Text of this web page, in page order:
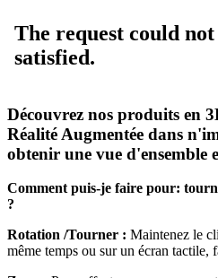
Découvrez nos produits en
Réalité Augmentée dans
obtenir une vue d'ensemble
Comment puis-je faire pour:
?
Rotation /Tourner : Maintenez le
même temps ou sur un écran tactile,